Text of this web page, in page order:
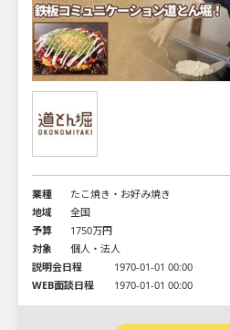
業種
たこ焼き・お好み焼き
地域
全国
予算
1750万円
対象
個人・法人
説明会日程
1970-01-01 00:00
WEB面談日程
1970-01-01 00:00